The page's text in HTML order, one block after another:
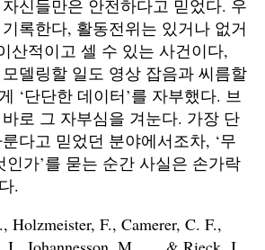
신들만은 안전하다고 믿었다. 우
록한다, 활동전위는 있거나 없거
산적이고 셀 수 있는 사건이다,
델링할 일도 영상 잡음과 씨름할
‘단단한 데이터’를 자부했다. 브
로 그 자부심을 겨눈다. 가장 단
다고 믿었던 분야에서조차, ‘무
가’를 묻는 순간 사실은 손가락
.
Holzmeister, F., Camerer, C. F.,